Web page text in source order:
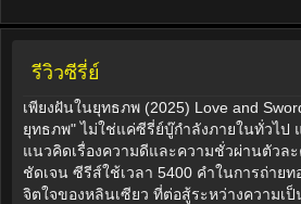
รีวิวซีรี่ย์
เพียงฝันในยุทธภพ (2025) Love and
ยุทธภพ" ไม่ใช่แค่ซีรี่ย์บู๊กำลังภายในทั่วไป
แนวคิดเรื่องความดีและความชั่วผ่านตัวล
ชัดเจน ซีรีส์ใช้เวลา 5400 คำในการถ่าย
จิตใจของหลินเซียว ที่ต่อสู้ระหว่างความเ